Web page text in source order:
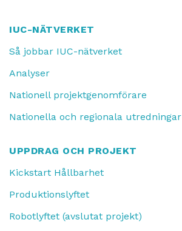
IUC-NÄTVERKET
Så jobbar IUC-nätverket
Analyser
Nationell projektgenomförare
Nationella och regionala utredningar
UPPDRAG OCH PROJEKT
Kickstart Hållbarhet
Produktionslyftet
Robotlyftet (avslutat projekt)